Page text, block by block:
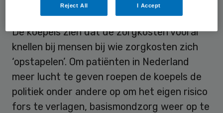
fysiotherapeut worden niet meer bezocht.
De koepels zien dat de zorgkosten vooral
knellen bij mensen bij wie zorgkosten zich
‘opstapelen’. Om patiënten in Nederland
meer lucht te geven roepen de koepels de
politiek onder andere op om het eigen risico
fors te verlagen, basismondzorg weer op te
Reject All I Accept